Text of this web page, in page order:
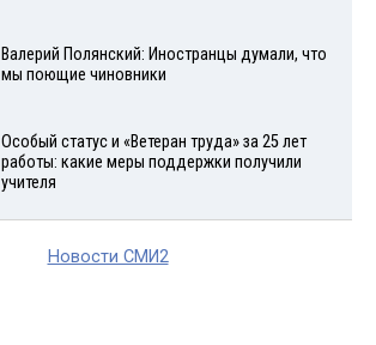
Валерий Полянский: Иностранцы думали, что
мы поющие чиновники
Особый статус и «Ветеран труда» за 25 лет
работы: какие меры поддержки получили
учителя
Новости СМИ2